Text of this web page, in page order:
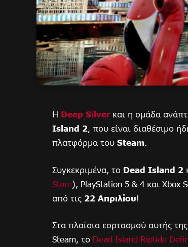
Η Deep Silverκαι η ομάδα
Island 2, που είναι διαθέσιμο
πλατφόρμα του Steam.
Συγκεκριμένα, το Dead Island 2
Store), PlayStation 5 & 4 και Xbox
από τις 22 Απριλίου!
Στα πλαίσια εορτασμού αυτής
Steam, το Dead Island Riptide